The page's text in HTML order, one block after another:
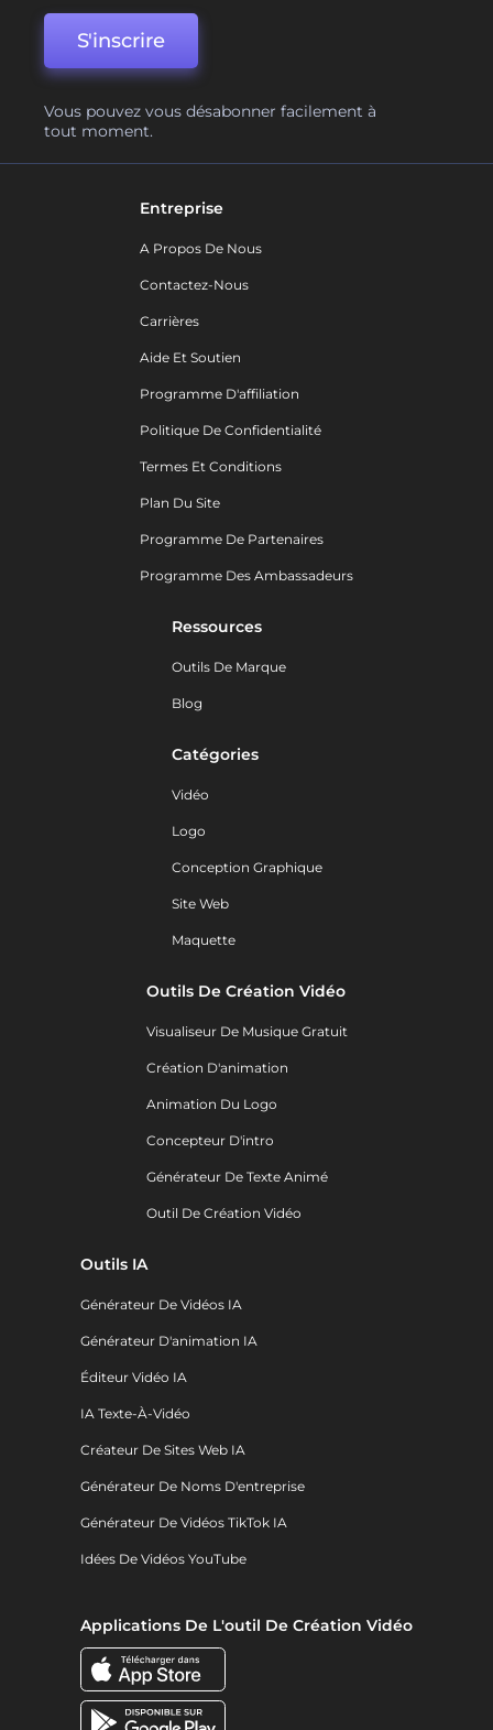
S'inscrire
Vous pouvez vous désabonner facilement à
tout moment.
Entreprise
A Propos De Nous
Contactez-Nous
Carrières
Aide Et Soutien
Programme D'affiliation
Politique De Confidentialité
Termes Et Conditions
Plan Du Site
Programme De Partenaires
Programme Des Ambassadeurs
Ressources
Outils De Marque
Blog
Catégories
Vidéo
Logo
Conception Graphique
Site Web
Maquette
Outils De Création Vidéo
Visualiseur De Musique Gratuit
Création D'animation
Animation Du Logo
Concepteur D'intro
Générateur De Texte Animé
Outil De Création Vidéo
Outils IA
Générateur De Vidéos IA
Générateur D'animation IA
Éditeur Vidéo IA
IA Texte-À-Vidéo
Créateur De Sites Web IA
Générateur De Noms D'entreprise
Générateur De Vidéos TikTok IA
Idées De Vidéos YouTube
Applications De L'outil De Création Vidéo